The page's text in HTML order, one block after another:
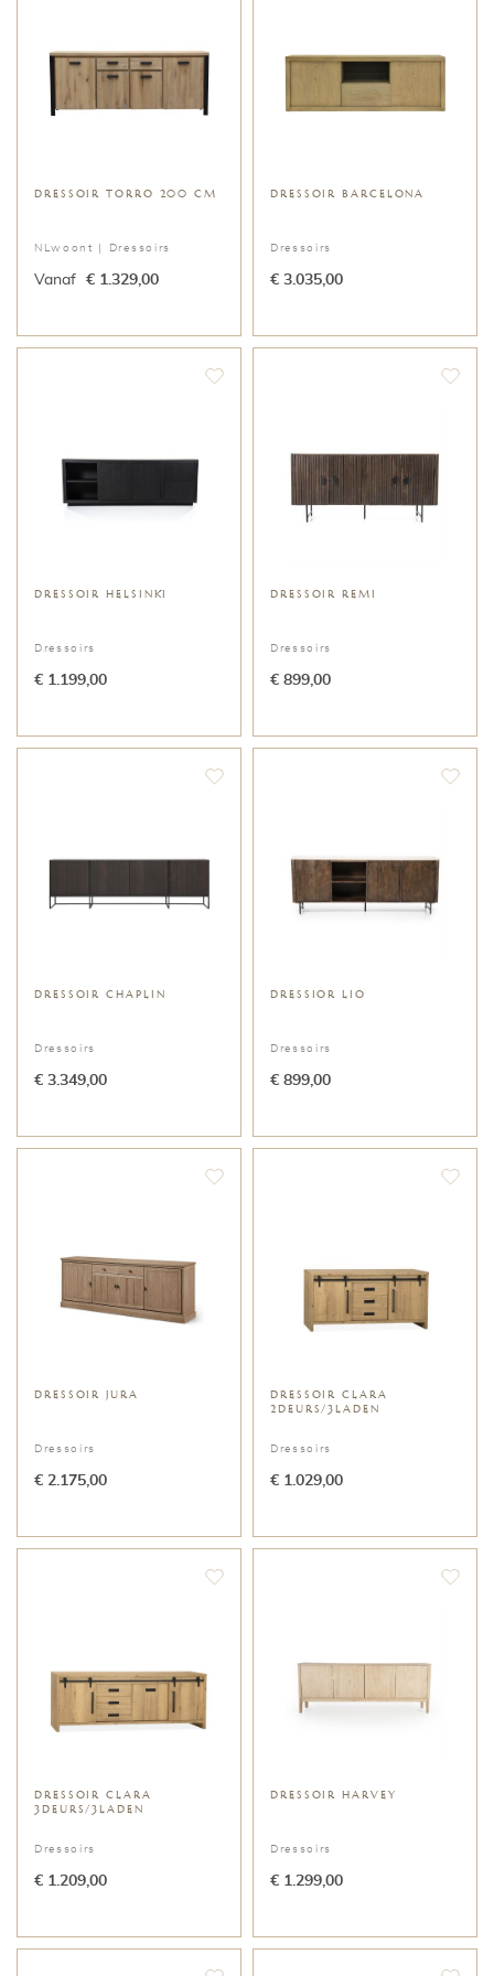
DRESSOIR TORRO 200 CM
NLwoont | Dressoirs
Vanaf € 1.329,00
DRESSOIR BARCELONA
Dressoirs
€ 3.035,00
DRESSOIR HELSINKI
Dressoirs
€ 1.199,00
DRESSOIR REMI
Dressoirs
€ 899,00
DRESSOIR CHAPLIN
Dressoirs
€ 3.349,00
DRESSIOR LIO
Dressoirs
€ 899,00
DRESSOIR JURA
Dressoirs
€ 2.175,00
DRESSOIR CLARA
2DEURS/3LADEN
Dressoirs
€ 1.029,00
DRESSOIR CLARA
3DEURS/3LADEN
Dressoirs
€ 1.209,00
DRESSOIR HARVEY
Dressoirs
€ 1.299,00